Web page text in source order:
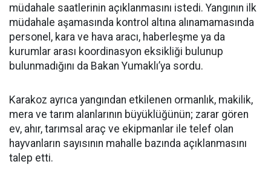
müdahale saatlerinin açıklanmasını istedi. Yangının ilk
müdahale aşamasında kontrol altına alınamamasında
personel, kara ve hava aracı, haberleşme ya da
kurumlar arası koordinasyon eksikliği bulunup
bulunmadığını da Bakan Yumaklı’ya sordu.
Karakoz ayrıca yangından etkilenen ormanlık, makilik,
mera ve tarım alanlarının büyüklüğünün; zarar gören
ev, ahır, tarımsal araç ve ekipmanlar ile telef olan
hayvanların sayısının mahalle bazında açıklanmasını
talep etti.